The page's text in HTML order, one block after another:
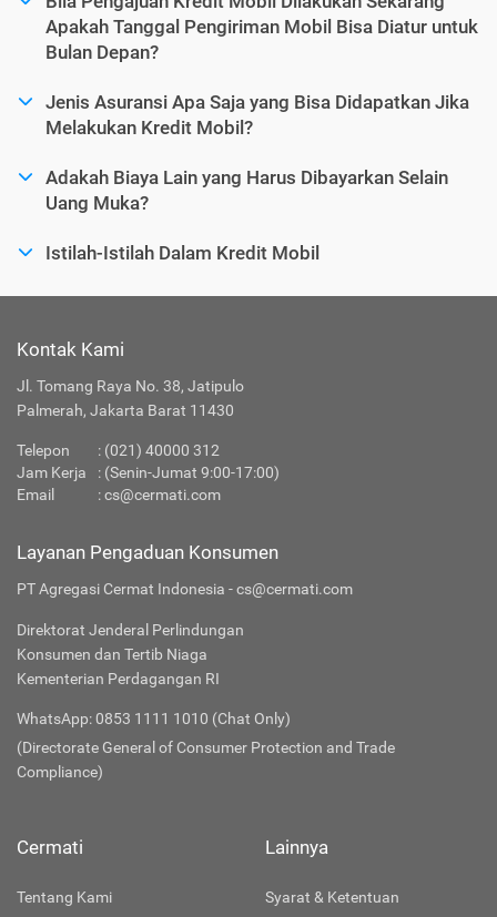
Apakah Tanggal Pengiriman Mobil Bisa Diatur untuk
Bulan Depan?
Jenis Asuransi Apa Saja yang Bisa Didapatkan Jika
Melakukan Kredit Mobil?
Adakah Biaya Lain yang Harus Dibayarkan Selain
Uang Muka?
Istilah-Istilah Dalam Kredit Mobil
Kontak Kami
Jl. Tomang Raya No. 38, Jatipulo
Palmerah, Jakarta Barat 11430
Telepon : (021) 40000 312
Jam Kerja
: (Senin-Jumat 9:00-17:00)
Email
:cs@cermati.com
Layanan Pengaduan Konsumen
PT Agregasi Cermat Indonesia - cs@cermati.com
Direktorat Jenderal Perlindungan
Konsumen dan Tertib Niaga
Kementerian Perdagangan RI
WhatsApp: 0853 1111 1010 (Chat Only)
(Directorate General of Consumer Protection and Trade
Compliance)
Cermati
Tentang Kami
Lainnya
Syarat & Ketentuan